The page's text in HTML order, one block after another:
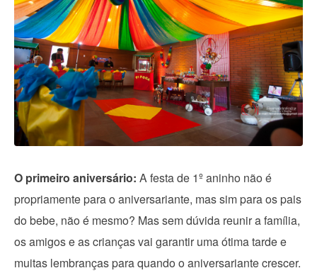
O primeiro aniversário: A festa de 1º aninho não é
propriamente para o aniversariante, mas sim para os pais
do bebe, não é mesmo? Mas sem dúvida reunir a família,
os amigos e as crianças vai garantir uma ótima tarde e
muitas lembranças para quando o aniversariante crescer.